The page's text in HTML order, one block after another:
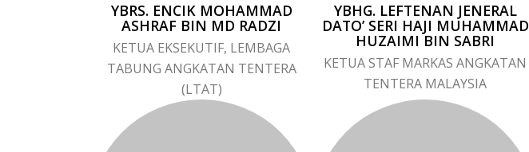
YBRS. ENCIK MOHAMMAD
ASHRAF BIN MD RADZI
KETUA EKSEKUTIF, LEMBAGA
TABUNG ANGKATAN TENTERA
(LTAT)
YBHG. LEFTENAN JENERAL
DATO’ SERI HAJI MUHAMMAD
HUZAIMI BIN SABRI
KETUA STAF MARKAS ANGKATAN
TENTERA MALAYSIA